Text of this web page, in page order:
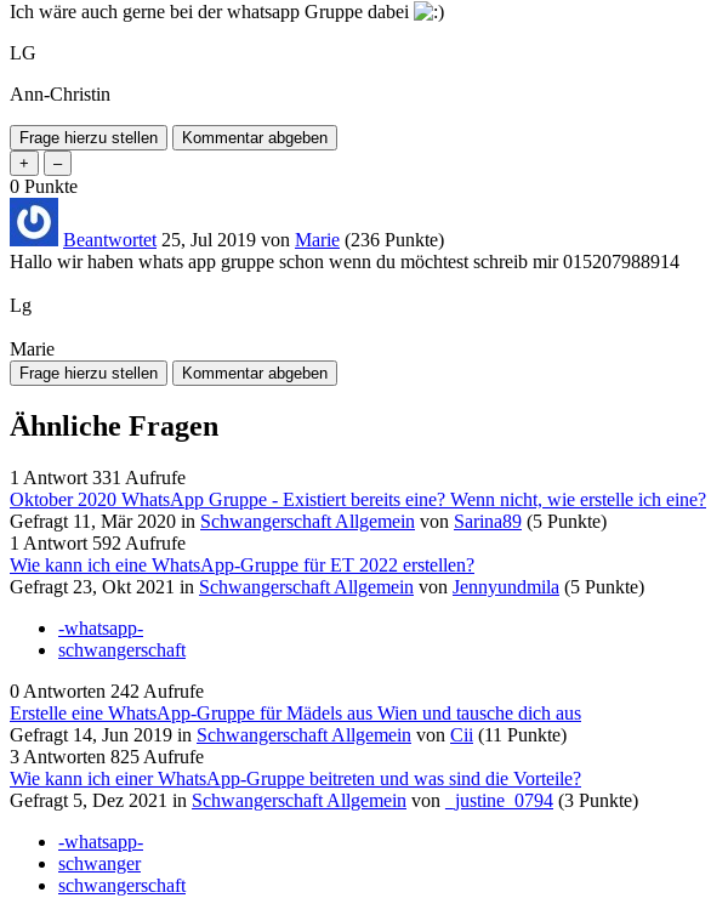
Ich wäre auch gerne bei der whatsapp Gruppe dabei
LG
Ann-Christin
0 Punkte
Beantwortet 25, Jul 2019 von Marie (236 Punkte)
Hallo wir haben whats app gruppe schon wenn du möchtest schreib mir 015207988914
Lg
Marie
Ähnliche Fragen
1 Antwort 331 Aufrufe
Oktober 2020 WhatsApp Gruppe - Existiert bereits eine? Wenn nicht, wie erstelle ich eine?
Gefragt 11, Mär 2020 in Schwangerschaft Allgemein von Sarina89 (5 Punkte)
1 Antwort 592 Aufrufe
Wie kann ich eine WhatsApp-Gruppe für ET 2022 erstellen?
Gefragt 23, Okt 2021 in Schwangerschaft Allgemein von Jennyundmila (5 Punkte)
-whatsapp-
schwangerschaft
0 Antworten 242 Aufrufe
Erstelle eine WhatsApp-Gruppe für Mädels aus Wien und tausche dich aus
Gefragt 14, Jun 2019 in Schwangerschaft Allgemein von Cii (11 Punkte)
3 Antworten 825 Aufrufe
Wie kann ich einer WhatsApp-Gruppe beitreten und was sind die Vorteile?
Gefragt 5, Dez 2021 in Schwangerschaft Allgemein von _justine_0794 (3 Punkte)
-whatsapp-
schwanger
schwangerschaft